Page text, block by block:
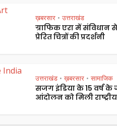
ख़बरसार • उत्तराखंड
ग्राफिक एरा में संविधान से
प्रेरित चित्रों की प्रदर्शनी
उत्तराखंड • ख़बरसार • सामाजिक
सजग इंडिया के 15 वर्ष के
आंदोलन को मिली